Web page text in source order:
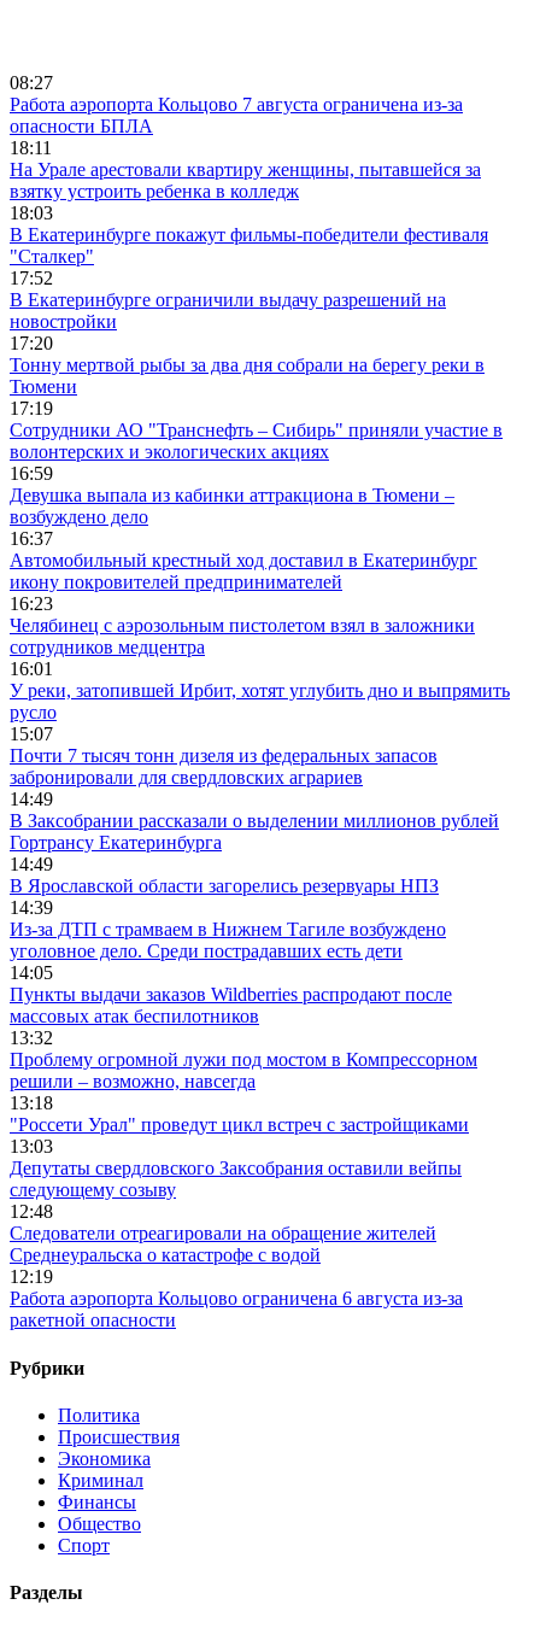
08:27
Работа аэропорта Кольцово 7 августа ограничена из-за
опасности БПЛА
18:11
На Урале арестовали квартиру женщины, пытавшейся за
взятку устроить ребенка в колледж
18:03
В Екатеринбурге покажут фильмы-победители фестиваля
"Сталкер"
17:52
В Екатеринбурге ограничили выдачу разрешений на
новостройки
17:20
Тонну мертвой рыбы за два дня собрали на берегу реки в
Тюмени
17:19
Сотрудники АО "Транснефть – Сибирь" приняли участие в
волонтерских и экологических акциях
16:59
Девушка выпала из кабинки аттракциона в Тюмени –
возбуждено дело
16:37
Автомобильный крестный ход доставил в Екатеринбург
икону покровителей предпринимателей
16:23
Челябинец с аэрозольным пистолетом взял в заложники
сотрудников медцентра
16:01
У реки, затопившей Ирбит, хотят углубить дно и выпрямить
русло
15:07
Почти 7 тысяч тонн дизеля из федеральных запасов
забронировали для свердловских аграриев
14:49
В Заксобрании рассказали о выделении миллионов рублей
Гортрансу Екатеринбурга
14:49
В Ярославской области загорелись резервуары НПЗ
14:39
Из-за ДТП с трамваем в Нижнем Тагиле возбуждено
уголовное дело. Среди пострадавших есть дети
14:05
Пункты выдачи заказов Wildberries распродают после
массовых атак беспилотников
13:32
Проблему огромной лужи под мостом в Компрессорном
решили – возможно, навсегда
13:18
"Россети Урал" проведут цикл встреч с застройщиками
13:03
Депутаты свердловского Заксобрания оставили вейпы
следующему созыву
12:48
Следователи отреагировали на обращение жителей
Среднеуральска о катастрофе с водой
12:19
Работа аэропорта Кольцово ограничена 6 августа из-за
ракетной опасности
Рубрики
Политика
Происшествия
Экономика
Криминал
Финансы
Общество
Спорт
Разделы